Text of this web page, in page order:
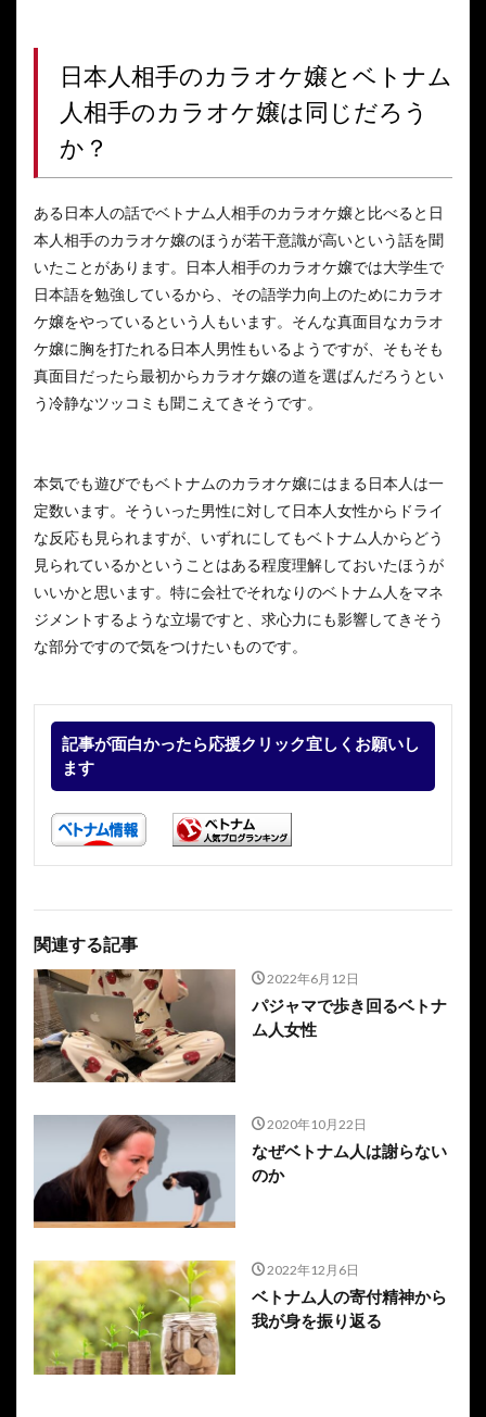
日本人相手のカラオケ嬢とベトナム
人相手のカラオケ嬢は同じだろう
か？
ある日本人の話でベトナム人相手のカラオケ嬢と比べると日
本人相手のカラオケ嬢のほうが若干意識が高いという話を聞
いたことがあります。日本人相手のカラオケ嬢では大学生で
日本語を勉強しているから、その語学力向上のためにカラオ
ケ嬢をやっているという人もいます。そんな真面目なカラオ
ケ嬢に胸を打たれる日本人男性もいるようですが、そもそも
真面目だったら最初からカラオケ嬢の道を選ばんだろうとい
う冷静なツッコミも聞こえてきそうです。
本気でも遊びでもベトナムのカラオケ嬢にはまる日本人は一
定数います。そういった男性に対して日本人女性からドライ
な反応も見られますが、いずれにしてもベトナム人からどう
見られているかということはある程度理解しておいたほうが
いいかと思います。特に会社でそれなりのベトナム人をマネ
ジメントするような立場ですと、求心力にも影響してきそう
な部分ですので気をつけたいものです。
記事が面白かったら応援クリック宜しくお願いし
ます
関連する記事
2022年6月12日
パジャマで歩き回るベトナ
ム人女性
2020年10月22日
なぜベトナム人は謝らない
のか
2022年12月6日
ベトナム人の寄付精神から
我が身を振り返る